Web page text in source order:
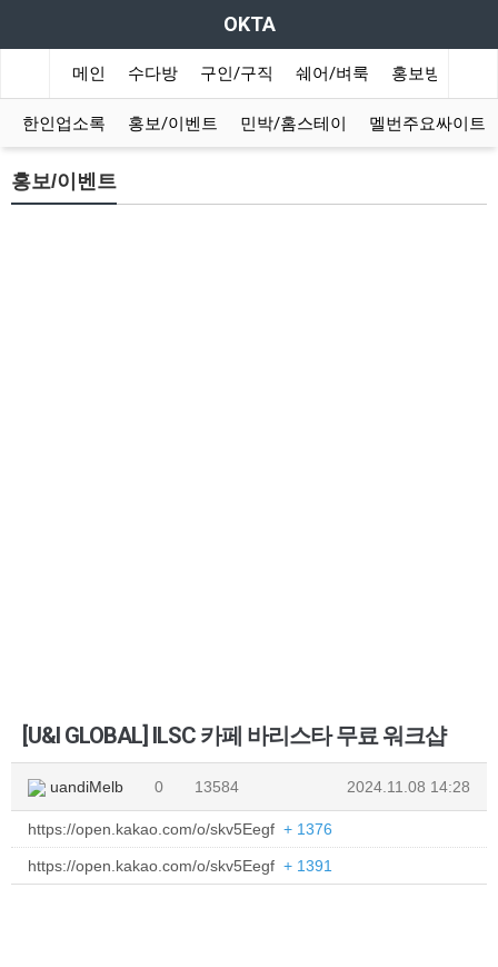
OKTA
메인 수다방 구인/구직 쉐어/벼룩 홍보방
한인업소록 홍보/이벤트 민박/홈스테이 멜번주요싸이트
홍보/이벤트
[U&I GLOBAL] ILSC 카페 바리스타 무료 워크샵
uandiMelb 0 13584 2024.11.08 14:28
https://open.kakao.com/o/skv5Eegf + 1376
https://open.kakao.com/o/skv5Eegf + 1391